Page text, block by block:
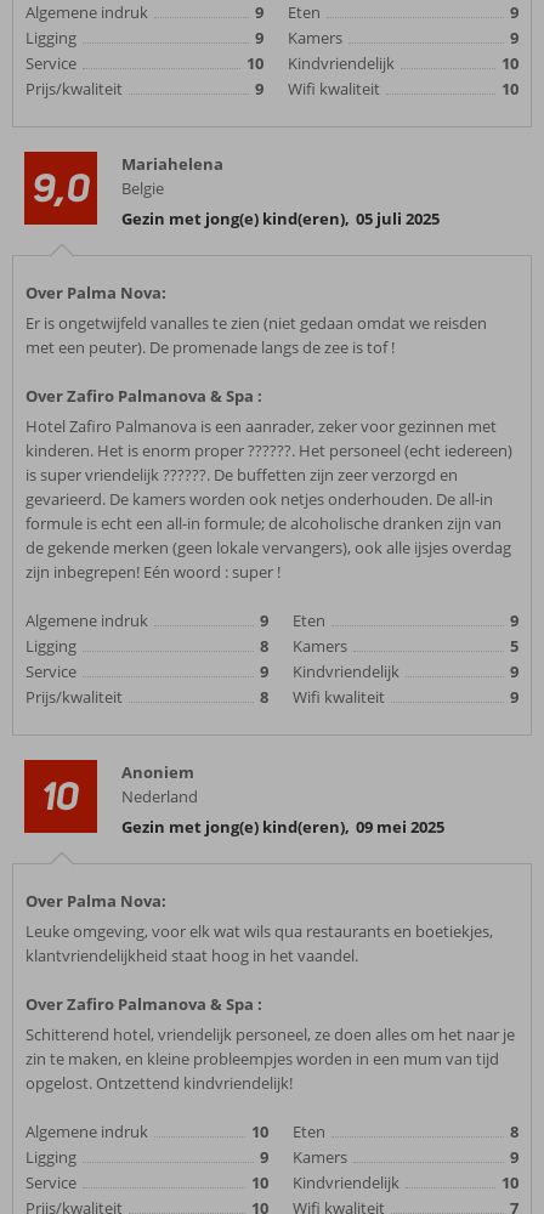
Algemene indruk
9
Ligging
9
Service
10
Prijs/kwaliteit
9
Eten
9
Kamers
9
Kindvriendelijk
10
Wifi kwaliteit
10
9,0
Mariahelena
Belgie
Gezin met jong(e) kind(eren), 05 juli 2025
Over Palma Nova:
Er is ongetwijfeld vanalles te zien (niet gedaan omdat we reisden
met een peuter). De promenade langs de zee is tof !
Over Zafiro Palmanova & Spa :
Hotel Zafiro Palmanova is een aanrader, zeker voor gezinnen met
kinderen. Het is enorm proper ??????. Het personeel (echt iedereen)
is super vriendelijk ??????. De buffetten zijn zeer verzorgd en
gevarieerd. De kamers worden ook netjes onderhouden. De all-in
formule is echt een all-in formule; de alcoholische dranken zijn van
de gekende merken (geen lokale vervangers), ook alle ijsjes overdag
zijn inbegrepen! Eén woord : super !
Algemene indruk
9
Ligging
8
Service
9
Prijs/kwaliteit
8
Eten
9
Kamers
5
Kindvriendelijk
9
Wifi kwaliteit
9
10
Anoniem
Nederland
Gezin met jong(e) kind(eren), 09 mei 2025
Over Palma Nova:
Leuke omgeving, voor elk wat wils qua restaurants en boetiekjes,
klantvriendelijkheid staat hoog in het vaandel.
Over Zafiro Palmanova & Spa :
Schitterend hotel, vriendelijk personeel, ze doen alles om het naar je
zin te maken, en kleine probleempjes worden in een mum van tijd
opgelost. Ontzettend kindvriendelijk!
Algemene indruk
10
Ligging
9
Service
10
Prijs/kwaliteit
10
Eten
8
Kamers
9
Kindvriendelijk
10
Wifi kwaliteit
7